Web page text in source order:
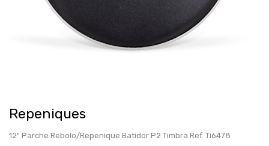
Repeniques
12" Parche Rebolo/Repenique Batidor P2 Timbra Ref. Ti6478